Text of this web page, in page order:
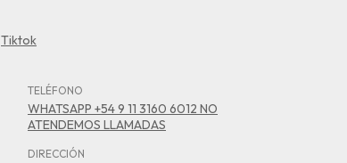
Tiktok
TELÉFONO
WHATSAPP +54 9 11 3160 6012 NO
ATENDEMOS LLAMADAS
DIRECCIÓN